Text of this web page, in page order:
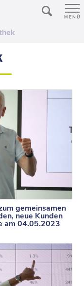
MENÜ
gemeinsamen
neue Kunden
am 04.05.2023